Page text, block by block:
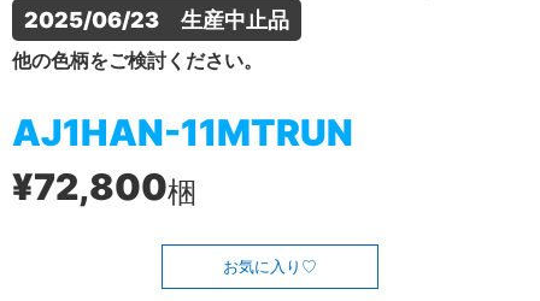
2025/06/23　生産中止品
他の色柄をご検討ください。
AJ1HAN-11MTRUN
¥72,800梱
お気に入り